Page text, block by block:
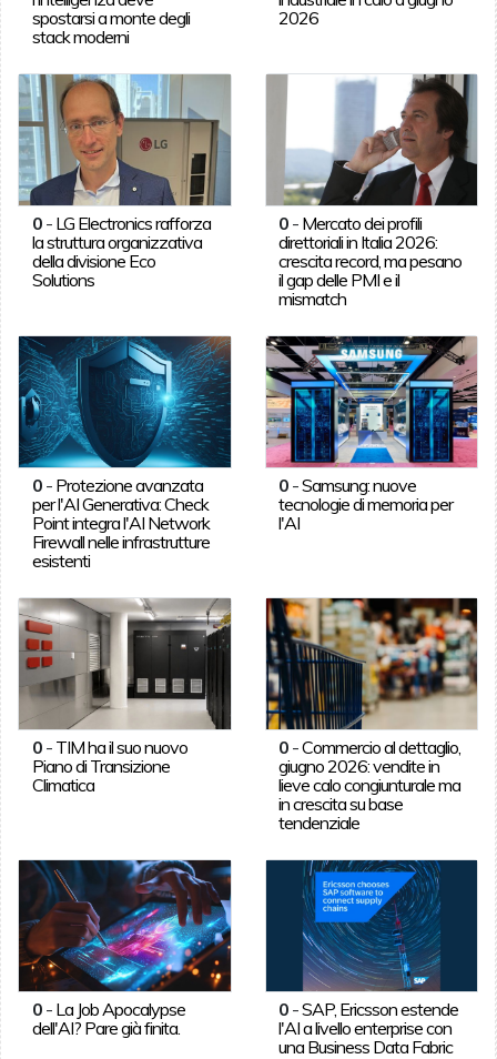
spostarsi a monte degli
stack moderni
2026
0- LG Electronics rafforza
la struttura organizzativa
della divisione Eco
Solutions
0 - Mercato dei profili
direttoriali in Italia 2026:
crescita record, ma pesano
il gap delle PMI e il
mismatch
0- Protezione avanzata
per l'AI Generativa: Check
Point integra l'AI Network
Firewall nelle infrastrutture
esistenti
0 -Samsung: nuove
tecnologie di memoria per
l'AI
0- TIM ha il suo nuovo
Piano di Transizione
Climatica
0 -Commercio al dettaglio,
giugno 2026: vendite in
lieve calo congiunturale ma
in crescita su base
tendenziale
0- La Job Apocalypse
dell'AI? Pare già finita.
0 -SAP, Ericsson estende
l'AI a livello enterprise con
una Business Data Fabric